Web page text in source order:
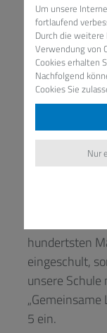
hundertsten
eingeschult,
unsere
5 ein.
Um unsere
fortlaufend
Durch die
Verwendung von
Cookies erhalten
Nachfolgend
Cookies Sie
Nur